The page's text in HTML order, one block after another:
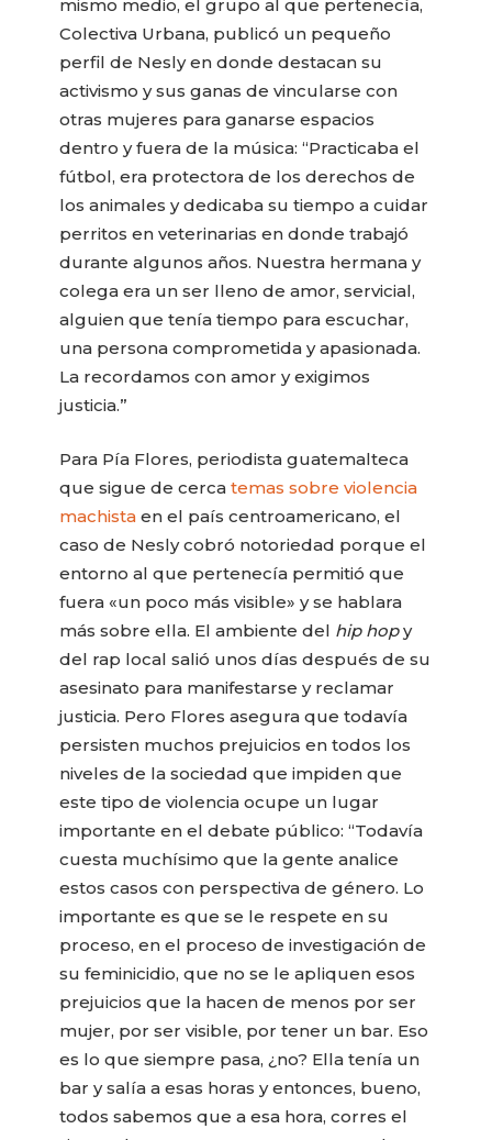
mismo medio, el grupo al que pertenecía,
Colectiva Urbana, publicó un pequeño
perfil de Nesly en donde destacan su
activismo y sus ganas de vincularse con
otras mujeres para ganarse espacios
dentro y fuera de la música: “Practicaba el
fútbol, era protectora de los derechos de
los animales y dedicaba su tiempo a cuidar
perritos en veterinarias en donde trabajó
durante algunos años. Nuestra hermana y
colega era un ser lleno de amor, servicial,
alguien que tenía tiempo para escuchar,
una persona comprometida y apasionada.
La recordamos con amor y exigimos
justicia.”
Para Pía Flores, periodista guatemalteca
que sigue de cercatemas sobre violencia
machista en el país centroamericano, el
caso de Nesly cobró notoriedad porque el
entorno al que pertenecía permitió que
fuera «un poco más visible» y se hablara
más sobre ella. El ambiente del hip hopy
del rap local salió unos días después de su
asesinato para manifestarse y reclamar
justicia. Pero Flores asegura que todavía
persisten muchos prejuicios en todos los
niveles de la sociedad que impiden que
este tipo de violencia ocupe un lugar
importante en el debate público: “Todavía
cuesta muchísimo que la gente analice
estos casos con perspectiva de género. Lo
importante es que se le respete en su
proceso, en el proceso de investigación de
su feminicidio, que no se le apliquen esos
prejuicios que la hacen de menos por ser
mujer, por ser visible, por tener un bar. Eso
es lo que siempre pasa, ¿no? Ella tenía un
bar y salía a esas horas y entonces, bueno,
todos sabemos que a esa hora, corres el